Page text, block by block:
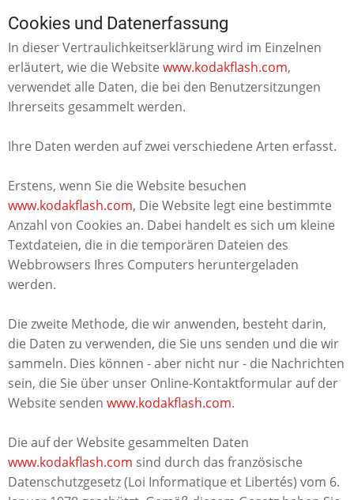
Cookies und Datenerfassung
In dieser Vertraulichkeitserklärung wird im Einzelnen
erläutert, wie die Website www.kodakflash.com,
verwendet alle Daten, die bei den Benutzersitzungen
Ihrerseits gesammelt werden.
Ihre Daten werden auf zwei verschiedene Arten erfasst.
Erstens, wenn Sie die Website besuchen
www.kodakflash.com, Die Website legt eine bestimmte
Anzahl von Cookies an. Dabei handelt es sich um kleine
Textdateien, die in die temporären Dateien des
Webbrowsers Ihres Computers heruntergeladen
werden.
Die zweite Methode, die wir anwenden, besteht darin,
die Daten zu verwenden, die Sie uns senden und die wir
sammeln. Dies können - aber nicht nur - die Nachrichten
sein, die Sie über unser Online-Kontaktformular auf der
Website senden www.kodakflash.com.
Die auf der Website gesammelten Daten
www.kodakflash.com sind durch das französische
Datenschutzgesetz (Loi Informatique et Libertés) vom 6.